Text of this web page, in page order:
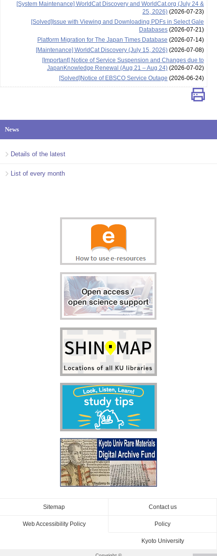
[System Maintenance] WorldCat Discovery and WorldCat.org (July 24 &
25, 2026)(2026-07-23)
[Solved]Issue with Viewing and Downloading PDFs in Select Gale
Databases(2026-07-21)
Platform Migration for The Japan Times Database (2026-07-14)
[Maintenance] WorldCat Discovery (July 15, 2026)(2026-07-08)
[Important] Notice of Service Suspension and Changes due to
JapanKnowledge Renewal (Aug 21 – Aug 24)(2026-07-02)
[Solved]Notice of EBSCO Service Outage (2026-06-24)
News
Details of the latest
List of every month
Contact us
Sitemap
Policy
Web Accessibility Policy
Kyoto University